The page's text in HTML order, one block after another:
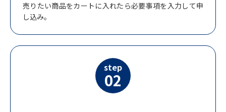
売りたい商品をカートに入れたら必要事項を入力して申
し込み。
step
02